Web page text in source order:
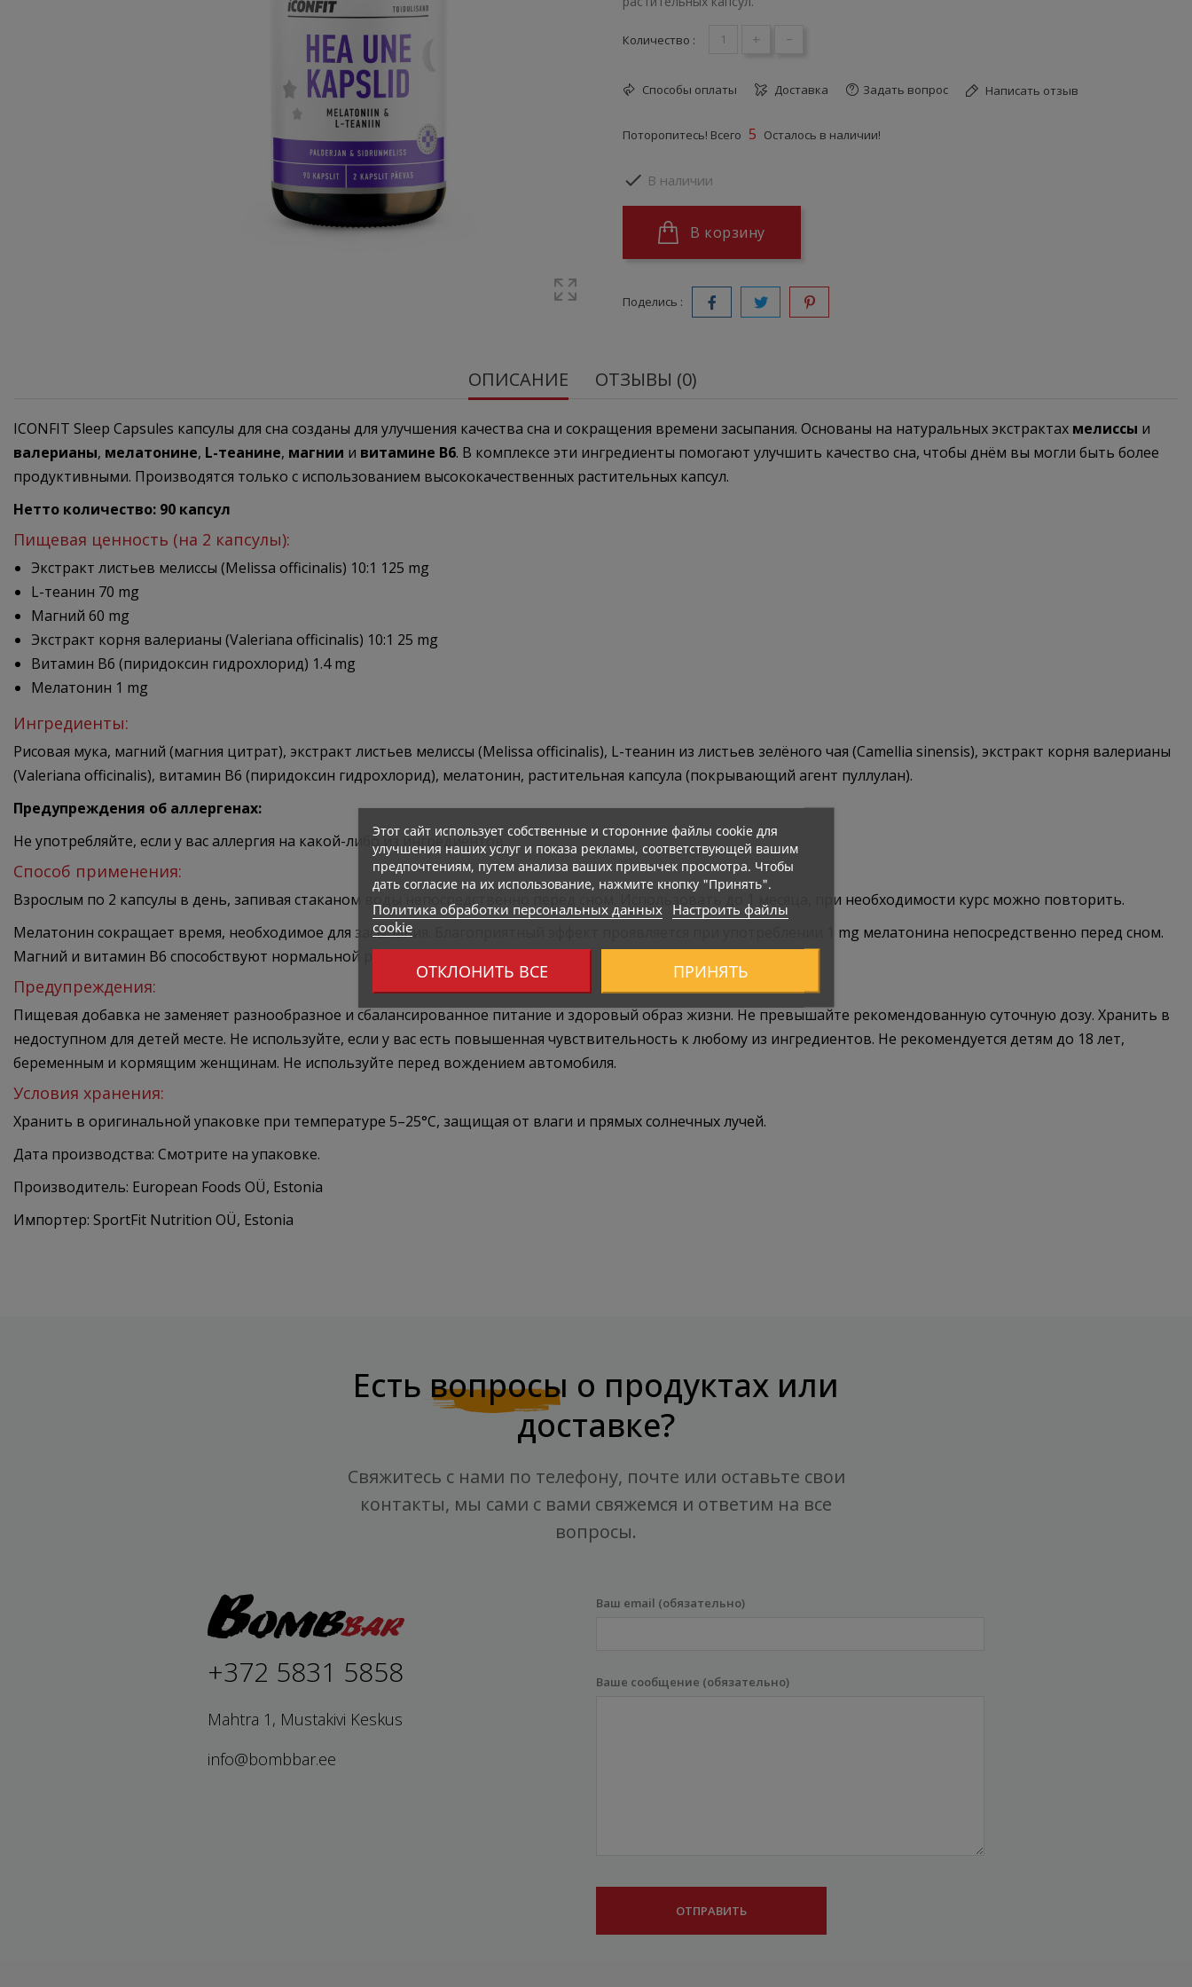
Количество : + -
Способы оплаты Доставка Задать вопрос Написать отзыв
Поторопитесь! Всего 5 Осталось в наличии!
 В наличии
В корзину
Поделись :
ОПИСАНИЕ ОТЗЫВЫ (0)
ICONFIT Sleep Capsules капсулы для сна созданы для улучшения качества сна и сокращения времени засыпания. Основаны на натуральных экстрактах мелиссы и
валерианы, мелатонине, L-теанине, магнии и витамине B6. В комплексе эти ингредиенты помогают улучшить качество сна, чтобы днём вы могли быть более
продуктивными. Производятся только с использованием высококачественных растительных капсул.
Нетто количество: 90 капсул
Пищевая ценность (на 2 капсулы):
Экстракт листьев мелиссы (Melissa officinalis) 10:1 125 mg
L-теанин 70 mg
Магний 60 mg
Экстракт корня валерианы (Valeriana officinalis) 10:1 25 mg
Витамин B6 (пиридоксин гидрохлорид) 1.4 mg
Мелатонин 1 mg
Ингредиенты:
Рисовая мука, магний (магния цитрат), экстракт листьев мелиссы (Melissa officinalis), L-теанин из листьев зелёного чая (Camellia sinensis), экстракт корня валерианы
(Valeriana officinalis), витамин B6 (пиридоксин гидрохлорид), мелатонин, растительная капсула (покрывающий агент пуллулан).
Предупреждения об аллергенах:
Не употребляйте, если у вас аллергия на какой-либо из ингредиентов.
Способ применения:
Взрослым по 2 капсулы в день, запивая стаканом воды непосредственно перед сном. Использовать до 1 месяца, при необходимости курс можно повторить.
Мелатонин сокращает время, необходимое для засыпания. Благоприятный эффект проявляется при употреблении 1 mg мелатонина непосредственно перед сном.
Магний и витамин B6 способствуют нормальной работе нервной системы.
Предупреждения:
Пищевая добавка не заменяет разнообразное и сбалансированное питание и здоровый образ жизни. Не превышайте рекомендованную суточную дозу. Хранить в
недоступном для детей месте. Не используйте, если у вас есть повышенная чувствительность к любому из ингредиентов. Не рекомендуется детям до 18 лет,
беременным и кормящим женщинам. Не используйте перед вождением автомобиля.
Условия хранения:
Хранить в оригинальной упаковке при температуре 5–25°C, защищая от влаги и прямых солнечных лучей.
Дата производства: Смотрите на упаковке.
Производитель: European Foods OÜ, Estonia
Импортер: SportFit Nutrition OÜ, Estonia
Есть вопросы о продуктах или
доставке?
Свяжитесь с нами по телефону, почте или оставьте свои
контакты, мы сами с вами свяжемся и ответим на все
вопросы.
+372 5831 5858
Mahtra 1, Mustakivi Keskus
info@bombbar.ee
Ваш email (обязательно)
Ваше сообщение (обязательно)
Этот сайт использует собственные и сторонние файлы cookie для
улучшения наших услуг и показа рекламы, соответствующей вашим
предпочтениям, путем анализа ваших привычек просмотра. Чтобы
дать согласие на их использование, нажмите кнопку "Принять".
Политика обработки персональных данных
Настроить файлы
cookie
ОТКЛОНИТЬ ВСЕ ПРИНЯТЬ